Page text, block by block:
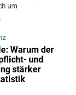
um
Warum der
und
stärker